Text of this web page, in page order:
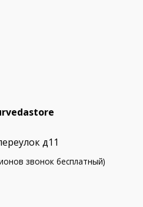
д11
звонок бесплатный)